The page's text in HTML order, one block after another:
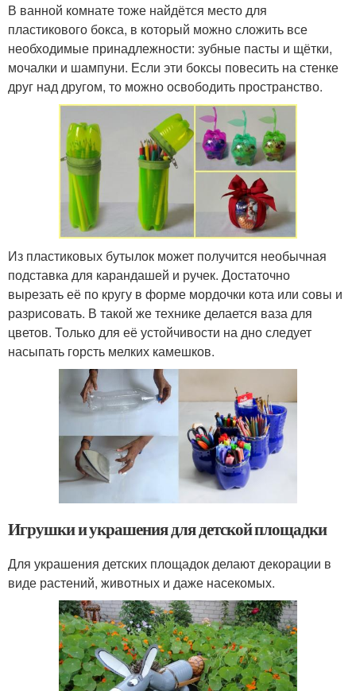
В ванной комнате тоже найдётся место для
пластикового бокса, в который можно сложить все
необходимые принадлежности: зубные пасты и щётки,
мочалки и шампуни. Если эти боксы повесить на стенке
друг над другом, то можно освободить пространство.
Из пластиковых бутылок может получится необычная
подставка для карандашей и ручек. Достаточно
вырезать её по кругу в форме мордочки кота или совы и
разрисовать. В такой же технике делается ваза для
цветов. Только для её устойчивости на дно следует
насыпать горсть мелких камешков.
Игрушки и украшения для детской площадки
Для украшения детских площадок делают декорации в
виде растений, животных и даже насекомых.